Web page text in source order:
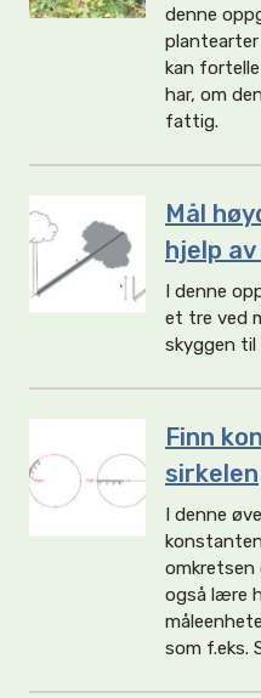
denne
plantearter
kan
har, om
fattig.
Mål
hjelp
I denne
et tre ved
skyggen til
Finn
sirkelen
I denne
omkretsen
også lære
som f.eks.